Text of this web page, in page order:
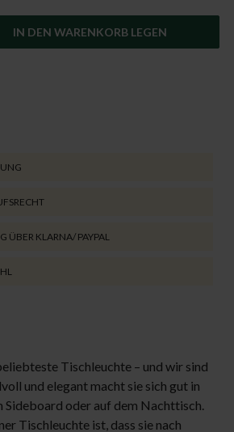
IN DEN WARENKORB LEGEN
ÜBER KLARNA/ PAYPAL
Tischleuchte – und wir sind
und elegant macht sie sich gut in
Sideboard oder auf dem Nachttisch.
Tischleuchte ist, dass sie nach